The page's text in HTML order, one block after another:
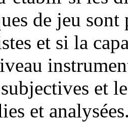
de jeu
et si la
et
et